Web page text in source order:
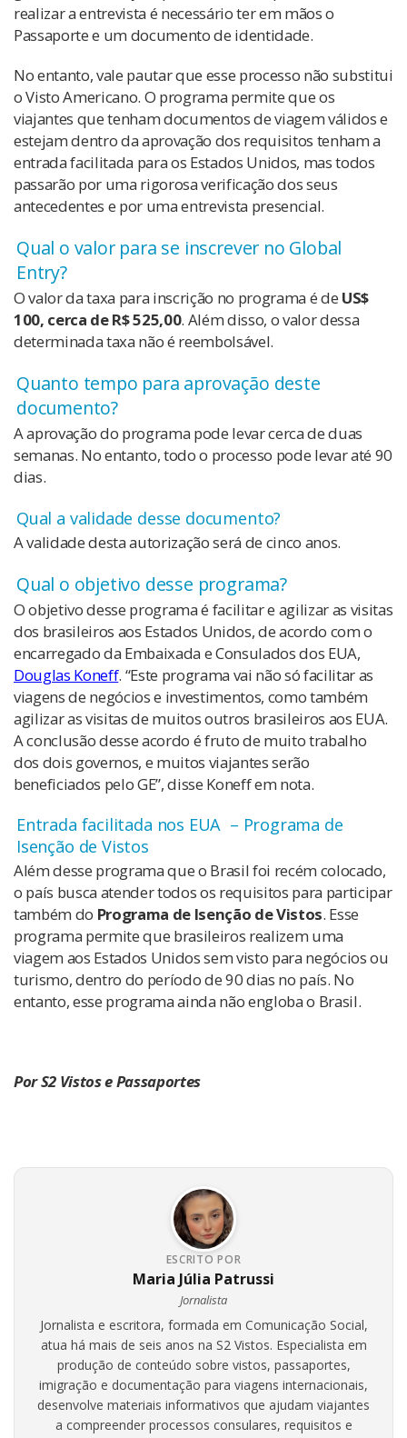
realizar a entrevista é necessário ter em mãos o
Passaporte e um documento de identidade.
No entanto, vale pautar que esse processo não substitui
o Visto Americano. O programa permite que os
viajantes que tenham documentos de viagem válidos e
estejam dentro da aprovação dos requisitos tenham a
entrada facilitada para os Estados Unidos, mas todos
passarão por uma rigorosa verificação dos seus
antecedentes e por uma entrevista presencial.
Qual o valor para se inscrever no Global
Entry?
O valor da taxa para inscrição no programa é de US$
100, cerca de R$ 525,00. Além disso, o valor dessa
determinada taxa não é reembolsável.
Quanto tempo para aprovação deste
documento?
A aprovação do programa pode levar cerca de duas
semanas. No entanto, todo o processo pode levar até 90
dias.
Qual a validade desse documento?
A validade desta autorização será de cinco anos.
Qual o objetivo desse programa?
O objetivo desse programa é facilitar e agilizar as visitas
dos brasileiros aos Estados Unidos, de acordo com o
encarregado da Embaixada e Consulados dos EUA,
Douglas Koneff. “Este programa vai não só facilitar as
viagens de negócios e investimentos, como também
agilizar as visitas de muitos outros brasileiros aos EUA.
A conclusão desse acordo é fruto de muito trabalho
dos dois governos, e muitos viajantes serão
beneficiados pelo GE”, disse Koneff em nota.
Entrada facilitada nos EUA – Programa de
Isenção de Vistos
Além desse programa que o Brasil foi recém colocado,
o país busca atender todos os requisitos para participar
também do Programa de Isenção de Vistos. Esse
programa permite que brasileiros realizem uma
viagem aos Estados Unidos sem visto para negócios ou
turismo, dentro do período de 90 dias no país. No
entanto, esse programa ainda não engloba o Brasil.
Por S2 Vistos e Passaportes
ESCRITO POR
Maria Júlia Patrussi
Jornalista
Jornalista e escritora, formada em Comunicação Social,
atua há mais de seis anos na S2 Vistos. Especialista em
produção de conteúdo sobre vistos, passaportes,
imigração e documentação para viagens internacionais,
desenvolve materiais informativos que ajudam viajantes
a compreender processos consulares, requisitos e